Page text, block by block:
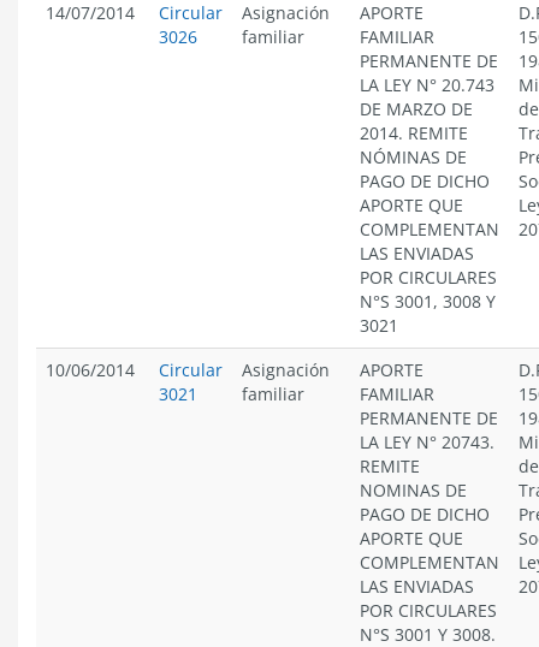
14/07/2014
Circular
3026
Asignación
familiar
APORTE
FAMILIAR
PERMANENTE DE
LA LEY N° 20.743
DE MARZO DE
2014. REMITE
NÓMINAS DE
PAGO DE DICHO
APORTE QUE
COMPLEMENTAN
LAS ENVIADAS
POR CIRCULARES
N°S 3001, 3008 Y
3021
10/06/2014
Circular
3021
Asignación
familiar
APORTE
FAMILIAR
PERMANENTE DE
LA LEY N° 20743.
REMITE
NOMINAS DE
PAGO DE DICHO
APORTE QUE
COMPLEMENTAN
LAS ENVIADAS
POR CIRCULARES
N°S 3001 Y 3008.